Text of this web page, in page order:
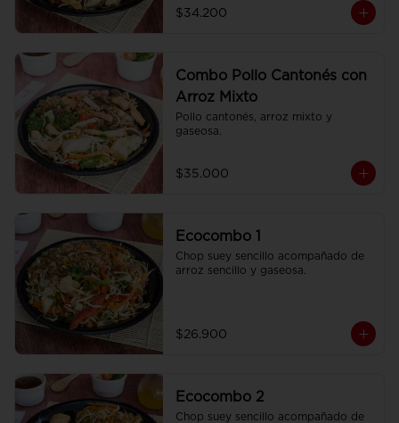
$34.200
Combo Pollo Cantonés con
Arroz Mixto
Pollo cantonés, arroz mixto y
gaseosa.
$35.000
Ecocombo 1
Chop suey sencillo acompañado de
arroz sencillo y gaseosa.
$26.900
Ecocombo 2
Chop suey sencillo acompañado de